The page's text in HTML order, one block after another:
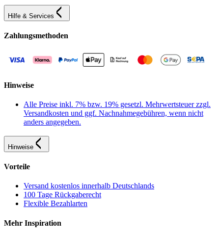
Hilfe & Services
Zahlungsmethoden
Hinweise
Alle Preise inkl. 7% bzw. 19% gesetzl. Mehrwertsteuer zzgl.
Versandkosten und ggf. Nachnahmegebühren, wenn nicht
anders angegeben.
Hinweise
Vorteile
Versand kostenlos innerhalb Deutschlands
100 Tage Rückgaberecht
Flexible Bezahlarten
Mehr Inspiration